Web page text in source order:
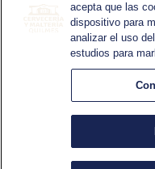
© 2025 Cervecería y
Beber con moderación.
compartir
acepta que las
dispositivo para
analizar el uso
estudios para